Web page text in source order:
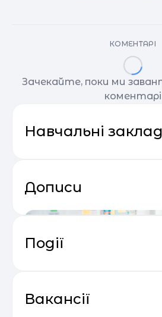
КОМЕНТАРІ
Зачекайте, поки ми
коментарі
Навчальні
Дописи
Події
“Святковий Email
Вакансії